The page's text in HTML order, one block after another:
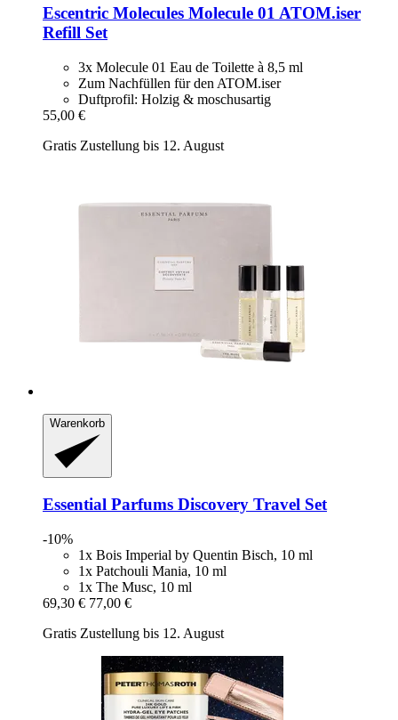
Escentric Molecules Molecule 01 ATOM.iser
Refill Set
3x Molecule 01 Eau de Toilette à 8,5 ml
Zum Nachfüllen für den ATOM.iser
Duftprofil: Holzig & moschusartig
55,00 €
Gratis Zustellung bis 12. August
Warenkorb
Essential Parfums Discovery Travel Set
-10%
1x Bois Imperial by Quentin Bisch, 10 ml
1x Patchouli Mania, 10 ml
1x The Musc, 10 ml
69,30 € 77,00 €
Gratis Zustellung bis 12. August